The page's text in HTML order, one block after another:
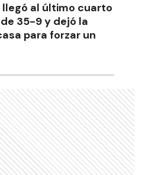
llegó al último cuarto
35-9 y dejó la
para forzar un